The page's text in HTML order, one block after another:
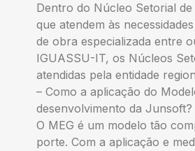
Dentro do Núcleo Setorial
que atendem às
de obra especializada entre
IGUASSU-IT, os Núcleos
atendidas pela entidade
– Como a aplicação do
desenvolvimento da Junsoft?
O MEG é um modelo tão
porte. Com a aplicação e